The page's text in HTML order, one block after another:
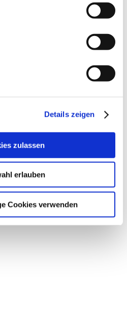
Details zeigen
zulassen
erlauben
Cookies verwenden